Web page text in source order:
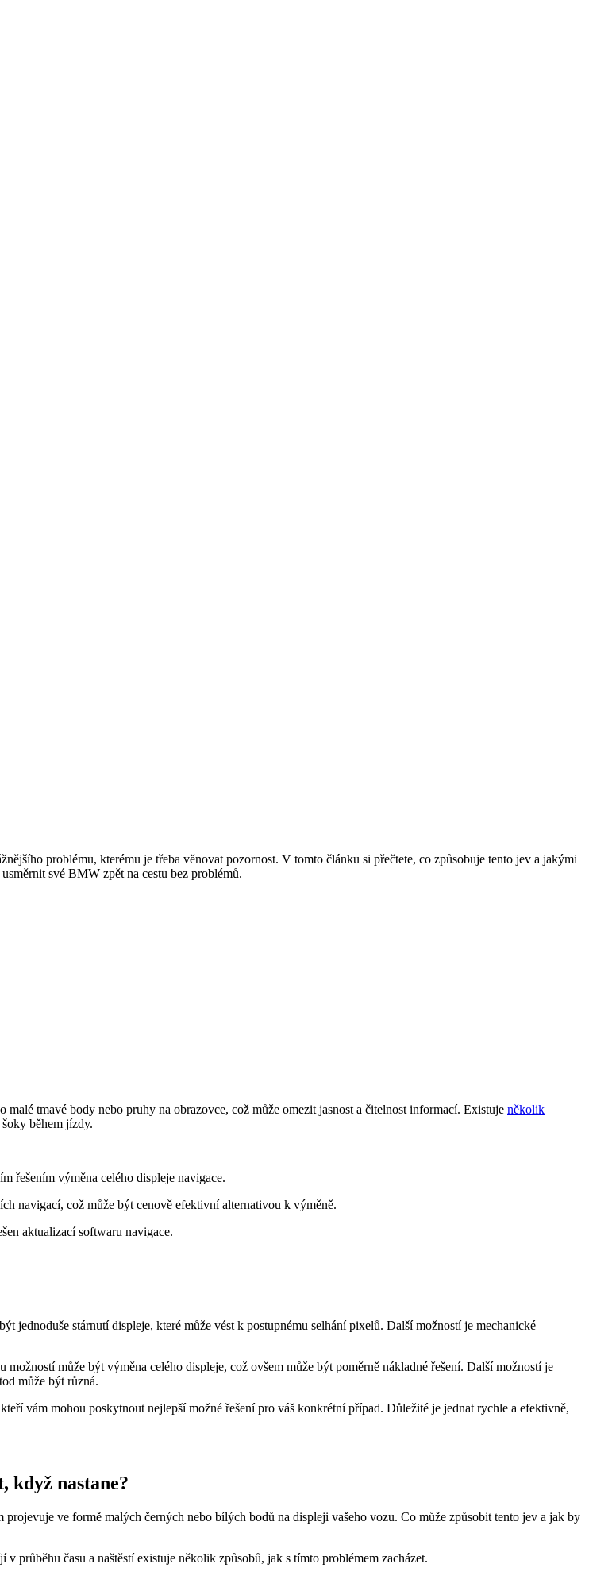
problému, kterému je třeba věnovat pozornost. V tomto článku si přečtete, co způsobuje tento jev a jakými
své BMW zpět na cestu bez problémů.
tmavé body nebo pruhy na obrazovce, což může omezit jasnost a čitelnost informací. Existuje několik
během jízdy.
řešením výměna celého displeje navigace.
navigací, což může být cenově efektivní alternativou k výměně.
aktualizací softwaru navigace.
stárnutí displeje, které může vést k postupnému selhání pixelů. Další možností je mechanické
může být výměna celého displeje, což ovšem může být poměrně nákladné řešení. Další možností je
může být různá.
vám mohou poskytnout nejlepší možné řešení pro váš konkrétní případ. Důležité je jednat rychle a efektivně,
když nastane?
ve formě malých černých nebo bílých bodů na displeji vašeho vozu. Co může způsobit tento jev a jak by
času a naštěstí existuje několik způsobů, jak s tímto problémem zacházet.